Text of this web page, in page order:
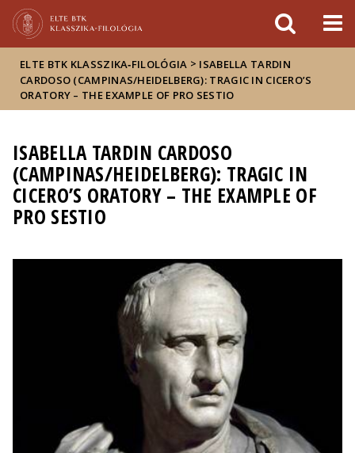
sajtóban
ELTE BTK KLASSZIKA‑FILOLÓGIA > ISABELLA TARDIN
CARDOSO (CAMPINAS/HEIDELBERG): TRAGIC IN CICERO’S
ORATORY – THE EXAMPLE OF PRO SESTIO
ISABELLA TARDIN CARDOSO
(CAMPINAS/HEIDELBERG): TRAGIC IN
CICERO’S ORATORY – THE EXAMPLE OF
PRO SESTIO